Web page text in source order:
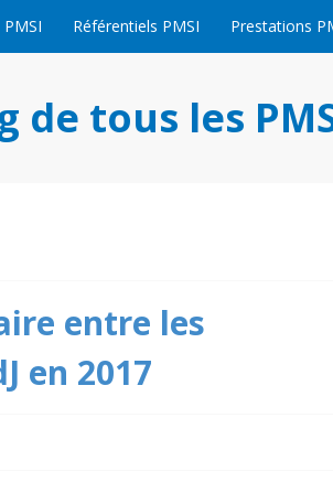
Référentiels PMSI Prestations
de tous les
entre les
en 2017